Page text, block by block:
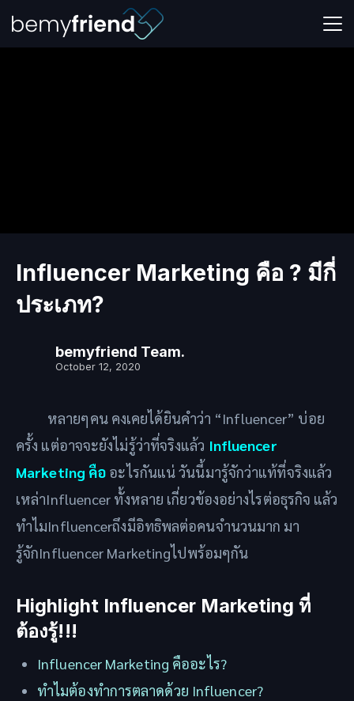
Skip
to
Influencer Marketing คือ ? มีกี่
ประเภท?
bemyfriend Team.
October 12, 2020
หลายๆคน คงเคยได้ยินคำว่า “Influencer” บ่อย
ครั้ง แต่อาจจะยังไม่รู้ว่าที่จริงแล้ว Influencer
Marketing คือ อะไรกันแน่ วันนี้มารู้จักว่าแท้ที่จริงแล้ว
เหล่าInfluencer ทั้งหลาย เกี่ยวข้องอย่างไรต่อธุรกิจ แล้ว
ทำไมInfluencerถึงมีอิทธิพลต่อคนจำนวนมาก มา
รู้จักInfluencer Marketingไปพร้อมๆกัน
Highlight Influencer Marketing ที่
ต้องรู้!!!
Influencer Marketing คืออะไร?
ทำไมต้องทำการตลาดด้วย Influencer?